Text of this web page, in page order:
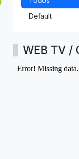
Default
WEB TV /